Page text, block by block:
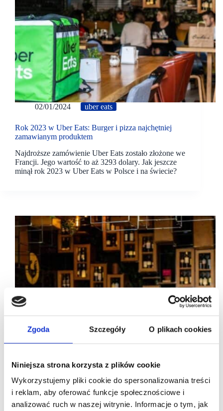
Zgoda Szczegóły O plikach cookies
Niniejsza strona korzysta z plików cookie
Wykorzystujemy pliki cookie do spersonalizowania treści
i reklam, aby oferować funkcje społecznościowe i
analizować ruch w naszej witrynie. Informacje o tym, jak
02/01/2024 uber eats
Rok 2023 w Uber Eats: Burger i pizza najchętniej
zamawianym produktem
Najdroższe zamówienie Uber Eats zostało złożone we
Francji. Jego wartość to aż 3293 dolary. Jak jeszcze
minął rok 2023 w Uber Eats w Polsce i na świecie?